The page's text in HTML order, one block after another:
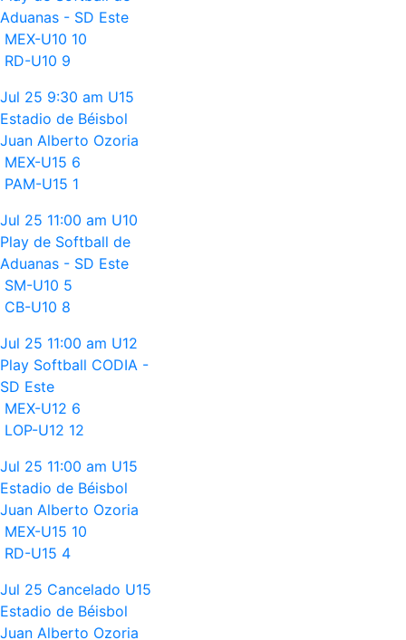
Aduanas - SD Este
MEX-U10 10
RD-U10 9
Jul 25 9:30 am U15
Estadio de Béisbol
Juan Alberto Ozoria
MEX-U15 6
PAM-U15 1
Jul 25 11:00 am U10
Play de Softball de
Aduanas - SD Este
SM-U10 5
CB-U10 8
Jul 25 11:00 am U12
Play Softball CODIA -
SD Este
MEX-U12 6
LOP-U12 12
Jul 25 11:00 am U15
Estadio de Béisbol
Juan Alberto Ozoria
MEX-U15 10
RD-U15 4
Jul 25 Cancelado U15
Estadio de Béisbol
Juan Alberto Ozoria